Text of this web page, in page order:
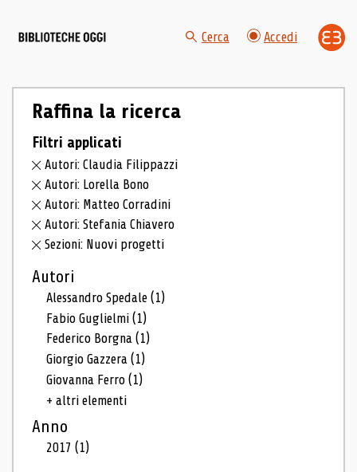
Cerca Accedi
Raffina la ricerca
Filtri applicati
Autori: Claudia Filippazzi
Autori: Lorella Bono
Autori: Matteo Corradini
Autori: Stefania Chiavero
Sezioni: Nuovi progetti
Autori
Alessandro Spedale(1)
Fabio Guglielmi(1)
Federico Borgna(1)
Giorgio Gazzera(1)
Giovanna Ferro(1)
+ altri elementi
Anno
2017(1)